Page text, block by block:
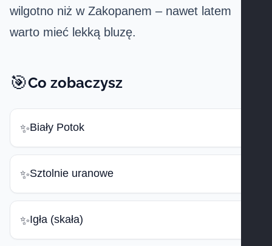
wilgotno niż w Zakopanem – nawet latem
warto mieć lekką bluzę.
🎯Co zobaczysz
✨Biały Potok
✨Sztolnie uranowe
✨Igła (skała)